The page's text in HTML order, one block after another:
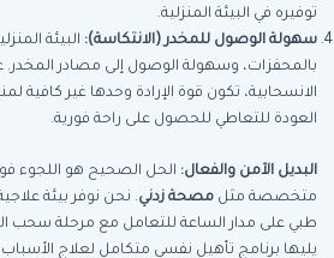
توفيره في البيئة المنزلية.
سهولة الوصول للمخدر (الانتكاسة): البيئة
بالمحفزات، وسهولة الوصول إلى مصادر المخدر.
الانسحابية، تكون قوة الإرادة وحدها غير
العودة للتعاطي للحصول على راحة فورية.
البديل الآمن والفعال: الحل الصحيح هو اللجوء
متخصصة مثل مصحة زدني. نحن نوفر بيئة
طبي على مدار الساعة للتعامل مع مرحلة سحب
يليها برنامج تأهيل نفسي متكامل لعلاج